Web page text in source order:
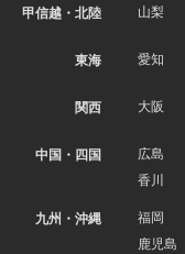
甲信越・北陸 山梨
東海 愛知
関西 大阪
中国・四国 広島
香川
九州・沖縄 福岡
鹿児島